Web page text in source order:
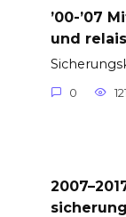
’00-’07
und relais
0 121